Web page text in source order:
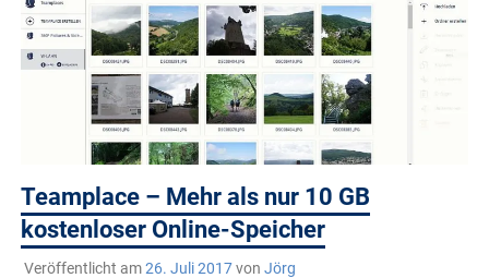
Teamplace – Mehr als nur 10 GB
kostenloser Online-Speicher
Veröffentlicht am26. Juli 2017von Jörg